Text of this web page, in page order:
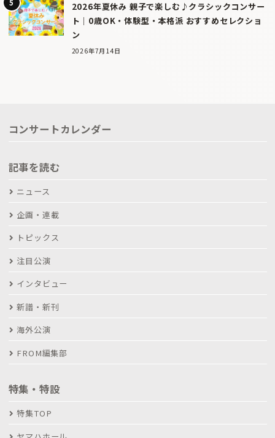
2026年夏休み 親子で楽しむ♪クラシックコンサー
ト｜0歳OK・体験型・本格派 おすすめセレクショ
ン
2026年7月14日
コンサートカレンダー
記事を読む
ニュース
企画・連載
トピックス
注目公演
インタビュー
新譜・新刊
海外公演
FROM編集部
特集・特設
特集TOP